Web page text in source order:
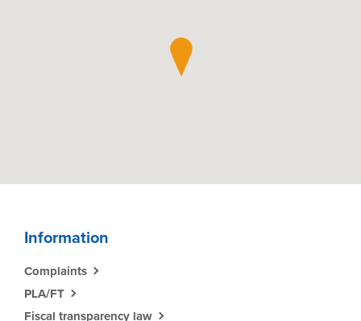
Information
Complaints
PLA/FT
Fiscal transparency law